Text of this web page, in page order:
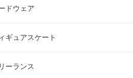
ドウェア
ギュアスケート
ーランス